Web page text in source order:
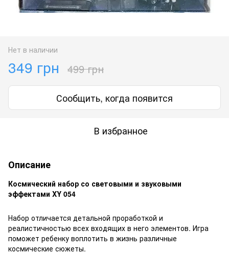
Нет в наличии
349 грн 499 грн
Сообщить, когда появится
В избранное
Описание
Космический набор со световыми и звуковыми
эффектами XY 054
Набор отличается детальной проработкой и
реалистичностью всех входящих в него элементов. Игра
поможет ребенку воплотить в жизнь различные
космические сюжеты.